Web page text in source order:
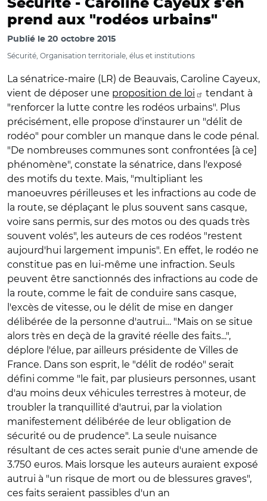
Sécurité - Caroline Cayeux s'en
prend aux "rodéos urbains"
Publié le 20 octobre 2015
Sécurité, Organisation territoriale, élus et institutions
La sénatrice-maire (LR) de Beauvais, Caroline Cayeux,
vient de déposer une proposition de loi
tendant à
"renforcer la lutte contre les rodéos urbains". Plus
précisément, elle propose d'instaurer un "délit de
rodéo" pour combler un manque dans le code pénal.
"De nombreuses communes sont confrontées [à ce]
phénomène", constate la sénatrice, dans l'exposé
des motifs du texte. Mais, "multipliant les
manoeuvres périlleuses et les infractions au code de
la route, se déplaçant le plus souvent sans casque,
voire sans permis, sur des motos ou des quads très
souvent volés", les auteurs de ces rodéos "restent
aujourd'hui largement impunis". En effet, le rodéo ne
constitue pas en lui-même une infraction. Seuls
peuvent être sanctionnés des infractions au code de
la route, comme le fait de conduire sans casque,
l'excès de vitesse, ou le délit de mise en danger
délibérée de la personne d'autrui… "Mais on se situe
alors très en deçà de la gravité réelle des faits...",
déplore l'élue, par ailleurs présidente de Villes de
France. Dans son esprit, le "délit de rodéo" serait
défini comme "le fait, par plusieurs personnes, usant
d'au moins deux véhicules terrestres à moteur, de
troubler la tranquillité d'autrui, par la violation
manifestement délibérée de leur obligation de
sécurité ou de prudence". La seule nuisance
résultant de ces actes serait punie d'une amende de
3.750 euros. Mais lorsque les auteurs auraient exposé
autrui à "un risque de mort ou de blessures graves",
ces faits seraient passibles d'un an